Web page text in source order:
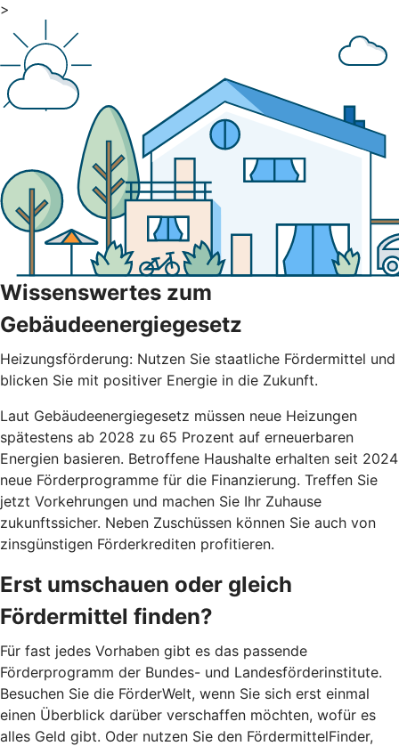
>
Wissenswertes zum
Gebäudeenergiegesetz
Heizungsförderung: Nutzen Sie staatliche Fördermittel und
blicken Sie mit positiver Energie in die Zukunft.
Laut Gebäudeenergiegesetz müssen neue Heizungen
spätestens ab 2028 zu 65 Prozent auf erneuerbaren
Energien basieren. Betroffene Haushalte erhalten seit 2024
neue Förderprogramme für die Finanzierung. Treffen Sie
jetzt Vorkehrungen und machen Sie Ihr Zuhause
zukunftssicher. Neben Zuschüssen können Sie auch von
zinsgünstigen Förderkrediten profitieren.
Erst umschauen oder gleich
Fördermittel finden?
Für fast jedes Vorhaben gibt es das passende
Förderprogramm der Bundes- und Landesförderinstitute.
Besuchen Sie die FörderWelt, wenn Sie sich erst einmal
einen Überblick darüber verschaffen möchten, wofür es
alles Geld gibt. Oder nutzen Sie den FördermittelFinder,